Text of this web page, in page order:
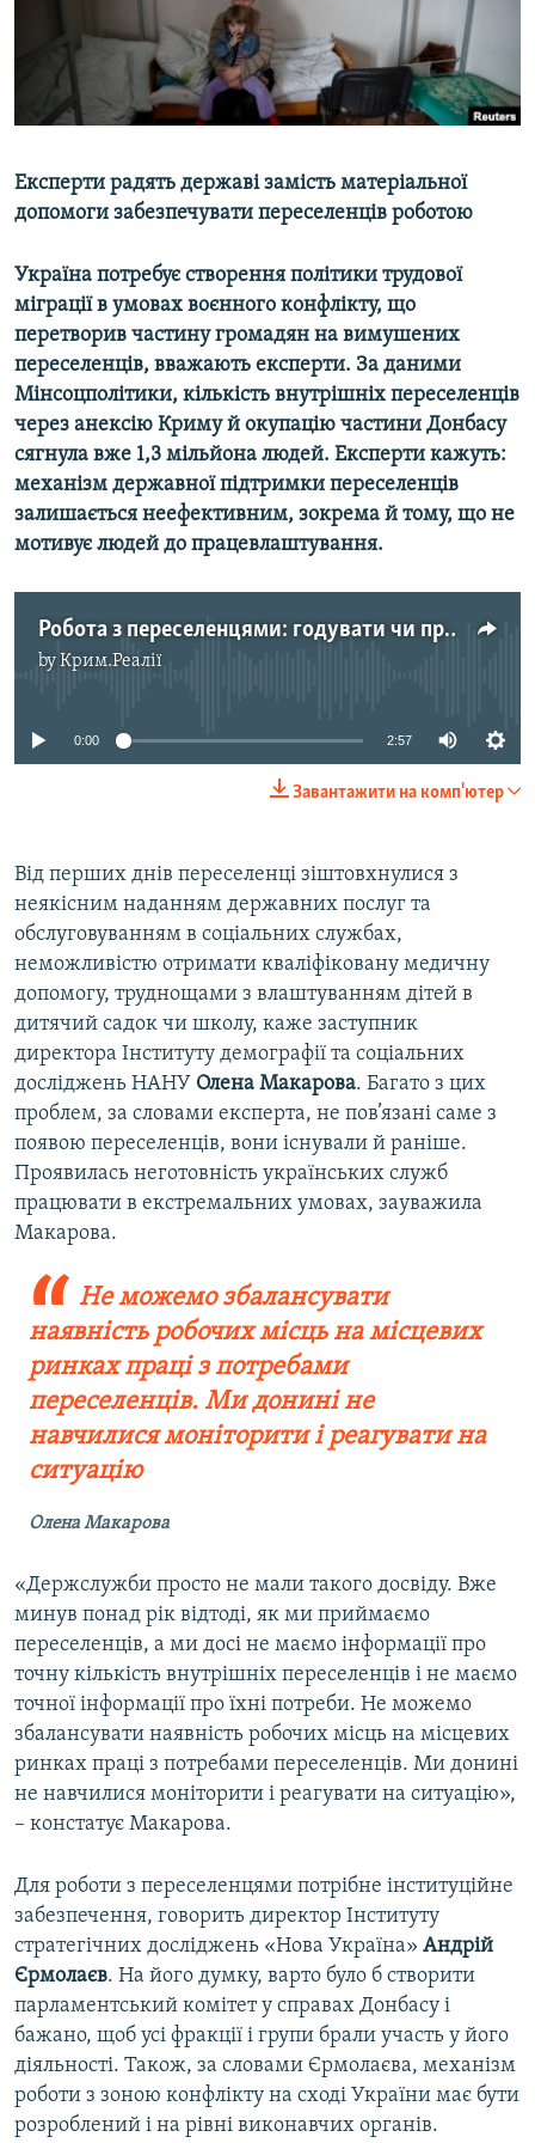
ВІДЕОУРОКИ «ELIFBE»
СВІДЧЕННЯ ОКУПАЦІЇ
УКРАЇНСЬКА ПРОБЛЕМА КРИМУ
Русский
Qırımtatar
Усі сайти RFE/RL
Експерти радять державі замість матеріальної
допомоги забезпечувати переселенців роботою
Україна потребує створення політики трудової
міграції в умовах воєнного конфлікту, що
перетворив частину громадян на вимушених
переселенців, вважають експерти. За даними
Мінсоцполітики, кількість внутрішніх переселенців
через анексію Криму й окупацію частини Донбасу
сягнула вже 1,3 мільйона людей. Експерти кажуть:
механізм державної підтримки переселенців
залишається неефективним, зокрема й тому, що не
мотивує людей до працевлаштування.
Робота з переселенцями: годувати чи працевлаштувати?
byКрим.Реалії
0:00 2:57
Завантажити на комп'ютер
Від перших днів переселенці зіштовхнулися з
неякісним наданням державних послуг та
обслуговуванням в соціальних службах,
неможливістю отримати кваліфіковану медичну
допомогу, труднощами з влаштуванням дітей в
дитячий садок чи школу, каже заступник
директора Інституту демографії та соціальних
досліджень НАНУ Олена Макарова. Багато з цих
проблем, за словами експерта, не пов’язані саме з
появою переселенців, вони існували й раніше.
Проявилась неготовність українських служб
працювати в екстремальних умовах, зауважила
Макарова.
Не можемо збалансувати
наявність робочих місць на місцевих
ринках праці з потребами
переселенців. Ми донині не
навчилися моніторити і реагувати на
ситуацію
Олена Макарова
«Держслужби просто не мали такого досвіду. Вже
минув понад рік відтоді, як ми приймаємо
переселенців, а ми досі не маємо інформації про
точну кількість внутрішніх переселенців і не маємо
точної інформації про їхні потреби. Не можемо
збалансувати наявність робочих місць на місцевих
ринках праці з потребами переселенців. Ми донині
не навчилися моніторити і реагувати на ситуацію»,
– констатує Макарова.
Для роботи з переселенцями потрібне інституційне
забезпечення, говорить директор Інституту
стратегічних досліджень «Нова Україна» Андрій
Єрмолаєв. На його думку, варто було б створити
парламентський комітет у справах Донбасу і
бажано, щоб усі фракції і групи брали участь у його
діяльності. Також, за словами Єрмолаєва, механізм
роботи з зоною конфлікту на сході України має бути
розроблений і на рівні виконавчих органів.